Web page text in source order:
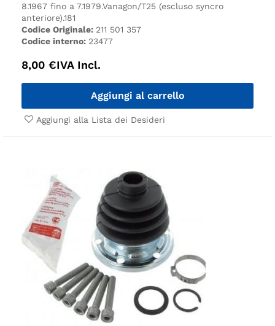
8.1967 fino a 7.1979.Vanagon/T25 (escluso syncro
anteriore).181
Codice Originale: 211 501 357
Codice interno: 23477
8,00 €IVA Incl.
Aggiungi al carrello
Aggiungi alla Lista dei Desideri